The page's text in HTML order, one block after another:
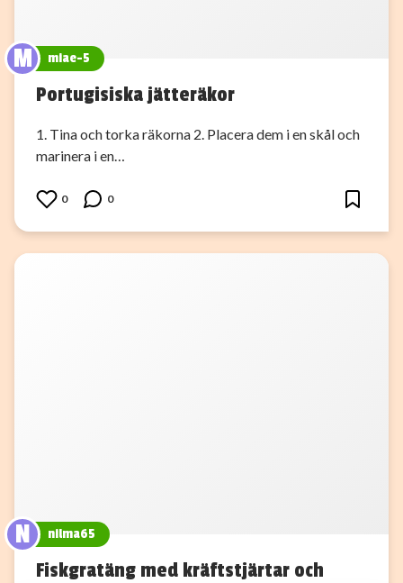
M miae-5
Portugisiska jätteräkor
1. Tina och torka räkorna 2. Placera dem i en skål och
marinera i en…
0 0
N nilma65
Fiskgratäng med kräftstjärtar och